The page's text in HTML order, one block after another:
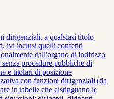
dirigenziali, a qualsiasi titolo
ivi inclusi quelli conferiti
dall'organo di indirizzo
procedure pubbliche di
e titolari di posizione
con funzioni dirigenziali (da
in tabelle che distinguano le